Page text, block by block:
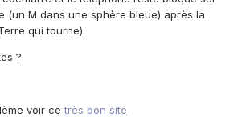
(un M dans une sphère bleue) après la
qui tourne).
?
voir cetrès bon site